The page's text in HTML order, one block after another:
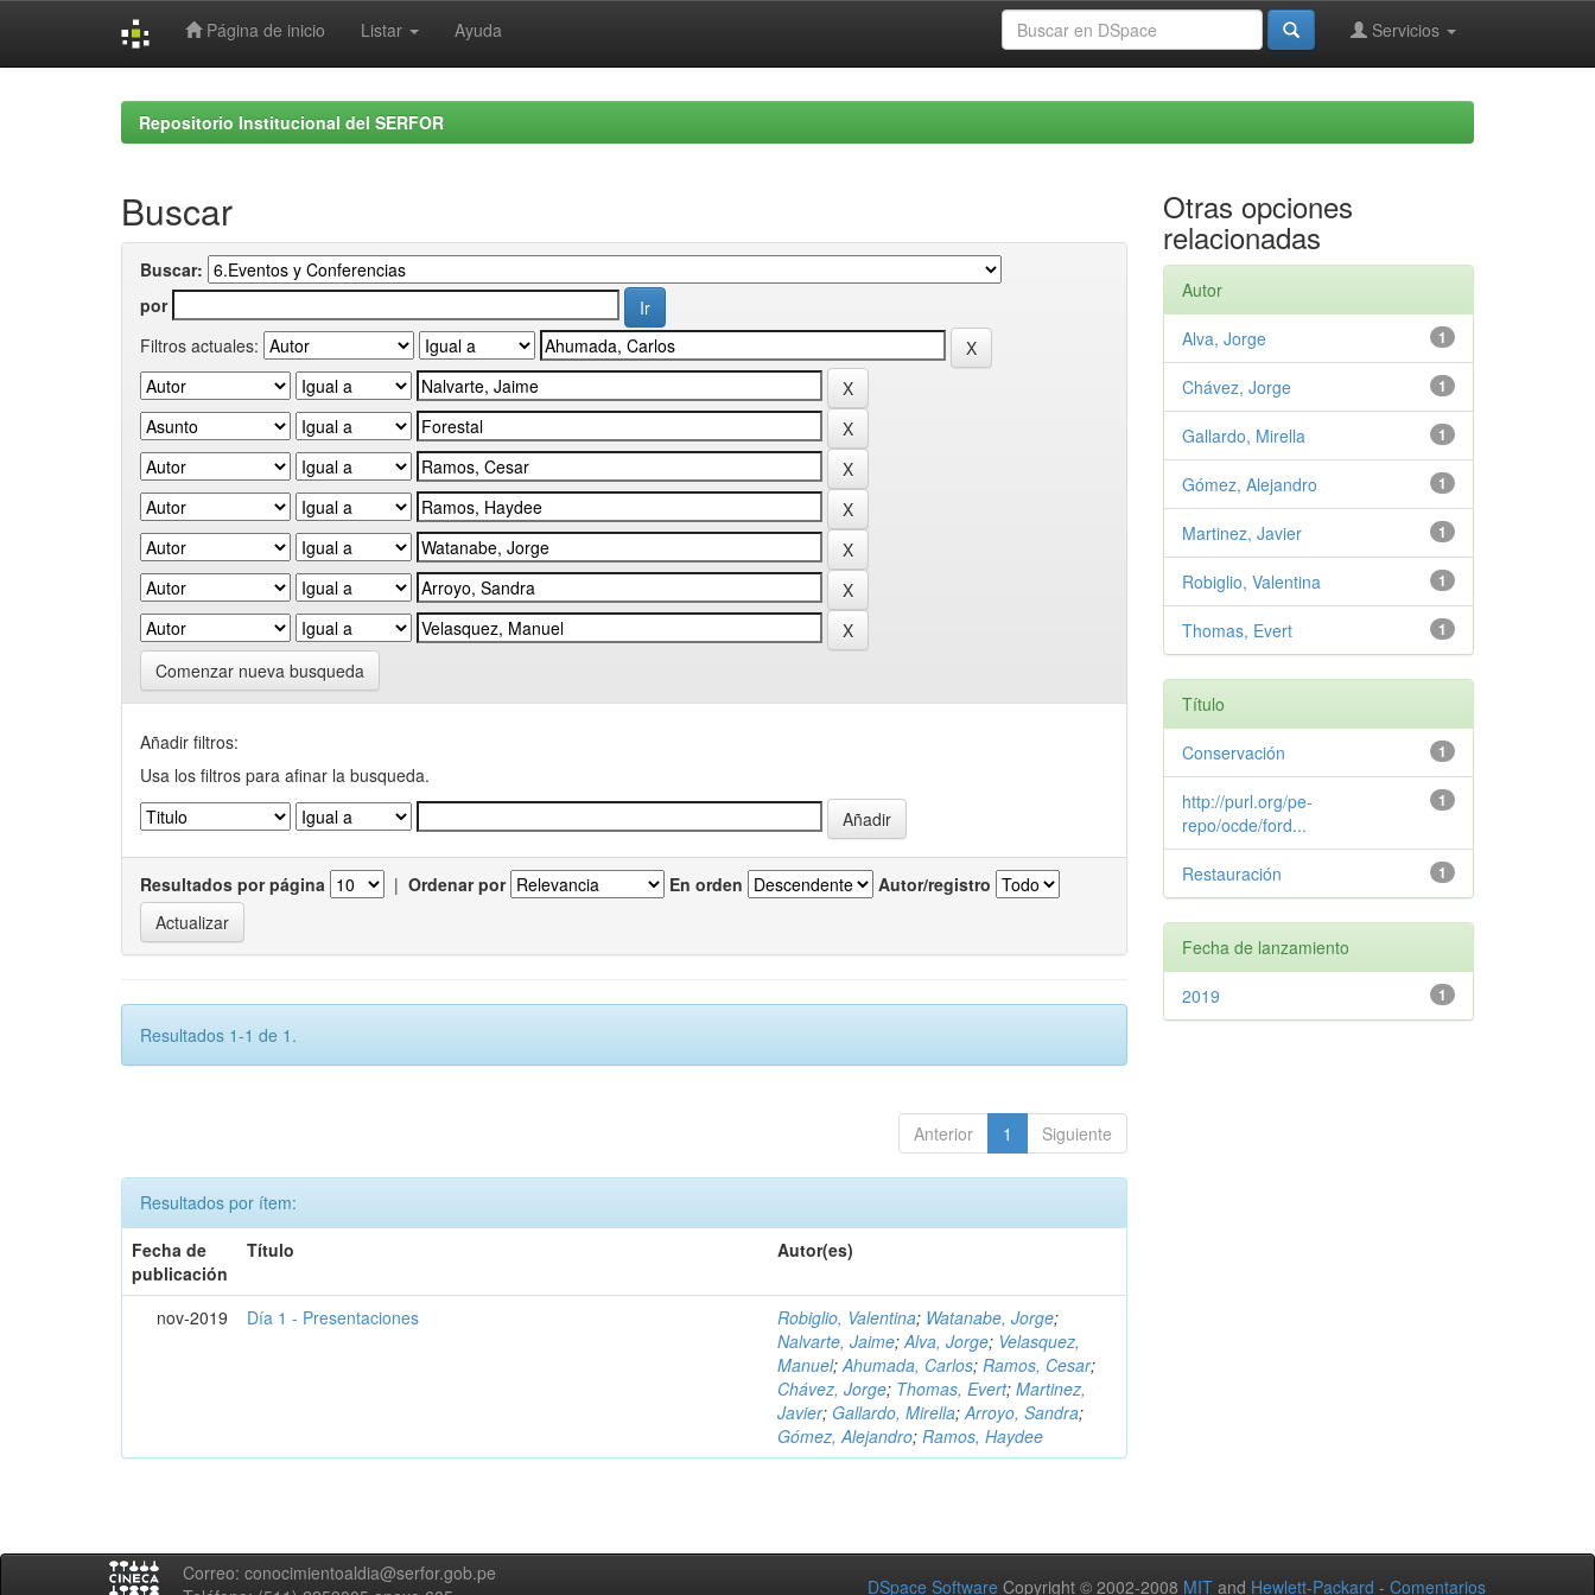
Página de inicio Listar Ayuda Servicios
Repositorio Institucional del SERFOR
Buscar
Buscar:
por
Filtros actuales:
Comenzar nueva busqueda
Añadir filtros:
Usa los filtros para afinar la busqueda.
Resultados por página | Ordenar por En orden Autor/registro
Resultados 1-1 de 1.
Anterior 1 Siguiente
Resultados por ítem:
Fecha de
publicación
Título Autor(es)
nov-2019 Día 1 - Presentaciones Robiglio, Valentina; Watanabe, Jorge;
Nalvarte, Jaime;Alva, Jorge; Velasquez,
Manuel;Ahumada, Carlos;Ramos, Cesar;
Chávez, Jorge; Thomas, Evert;Martinez,
Javier; Gallardo, Mirella;Arroyo, Sandra;
Gómez, Alejandro;Ramos, Haydee
Otras opciones
relacionadas
Autor
1
Alva, Jorge
1
Chávez, Jorge
1
Gallardo, Mirella
1
Gómez, Alejandro
1
Martinez, Javier
1
Robiglio, Valentina
1
Thomas, Evert
Título
1
Conservación
1
http://purl.org/pe-
repo/ocde/ford...
1
Restauración
Fecha de lanzamiento
1
2019
Correo: conocimientoaldia@serfor.gob.pe
DSpace Software Copyright © 2002-2008 MIT and Hewlett-Packard - Comentarios